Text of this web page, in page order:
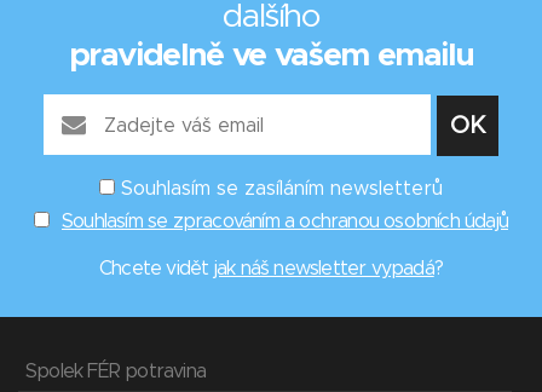
dalšího
pravidelně ve vašem emailu
Souhlasím se zasíláním newsletterů
Souhlasím se zpracováním a ochranou osobních údajů
Chcete vidět jak náš newsletter vypadá?
Spolek FÉR potravina